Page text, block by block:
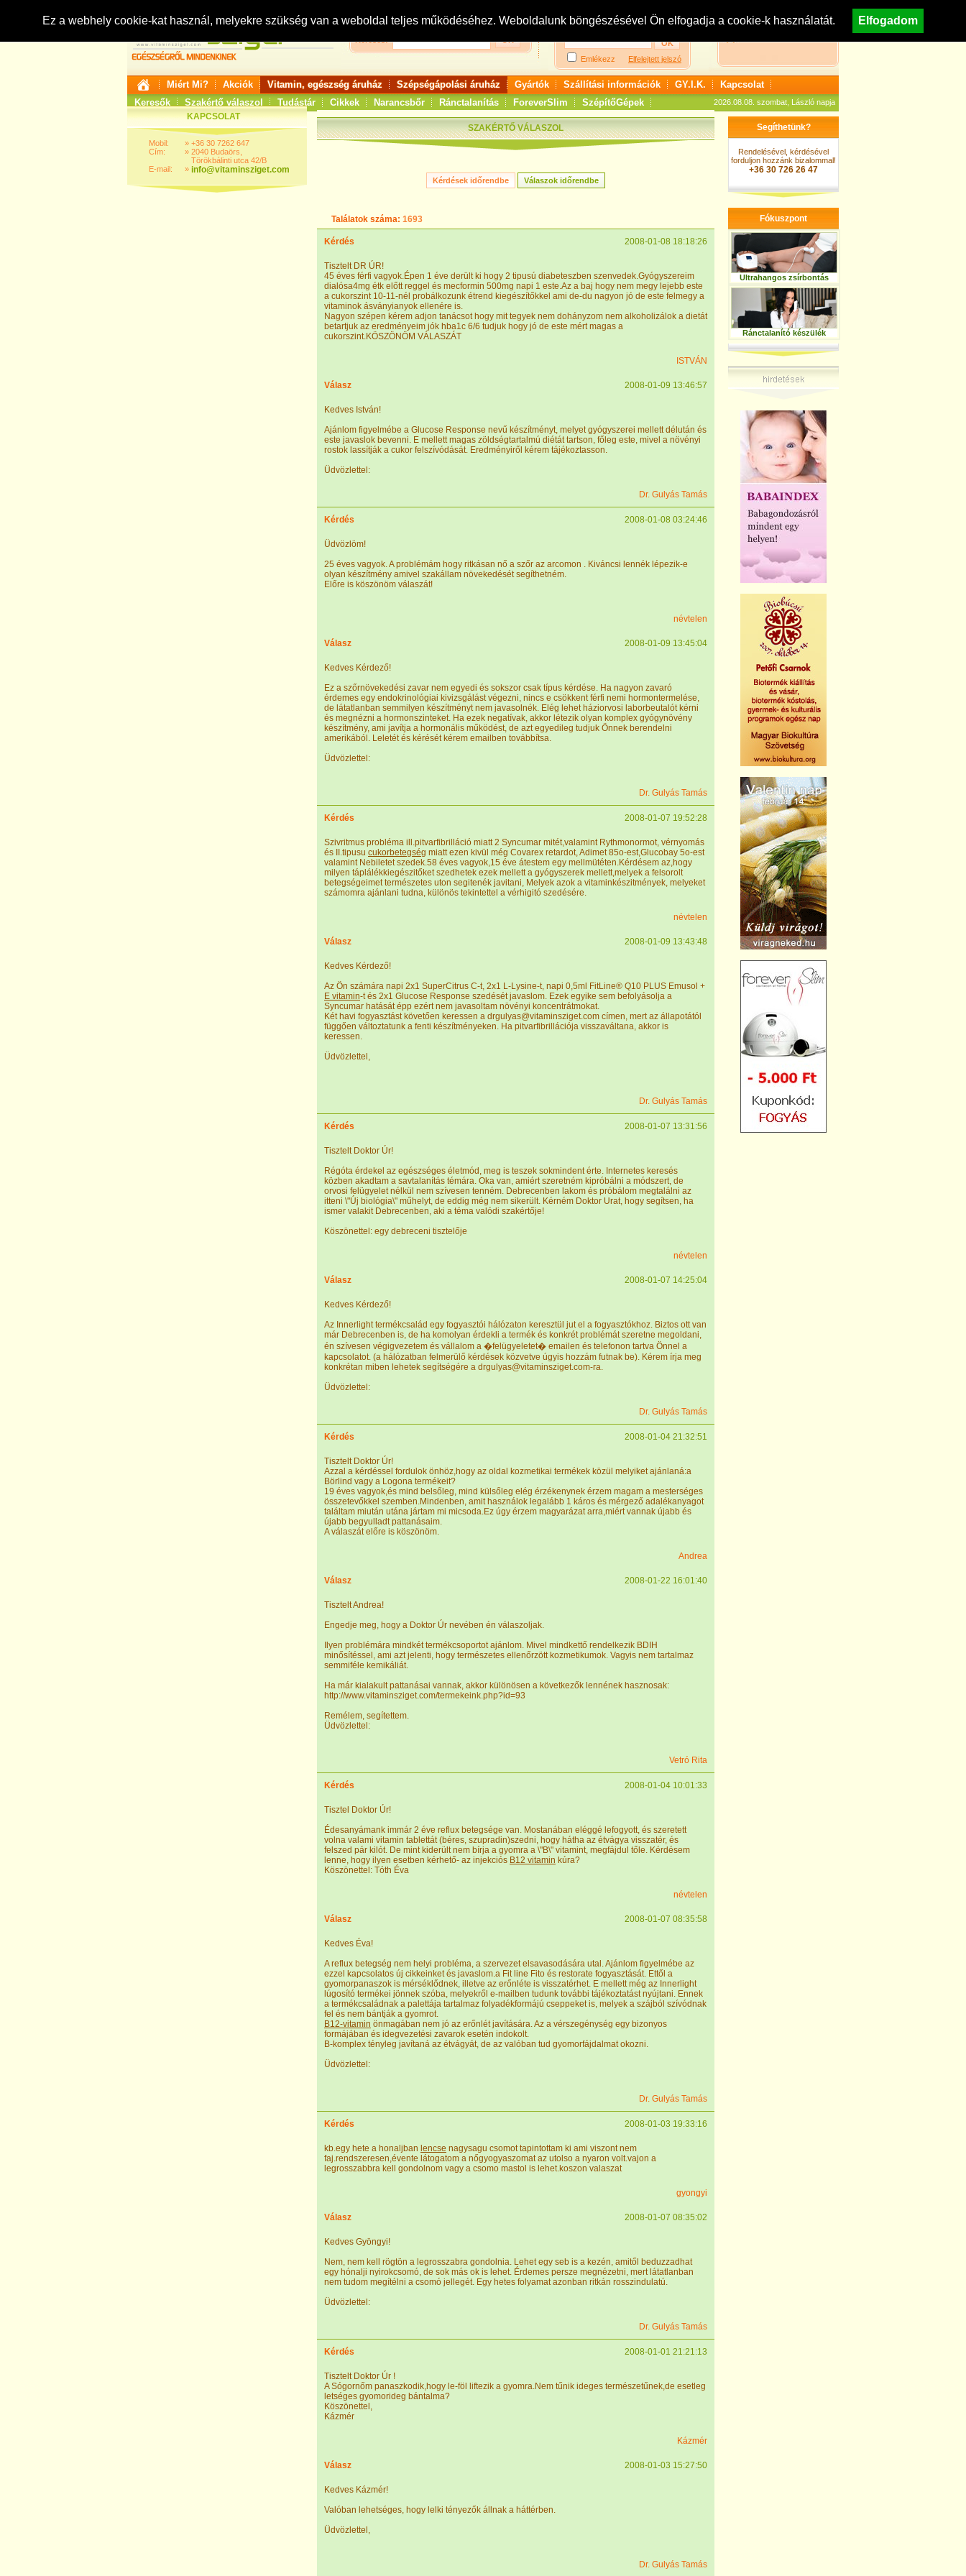
Ez a webhely cookie-kat használ, melyekre szükség van a weboldal teljes működéséhez. Weboldalunk böngészésével Ön elfogadja a cookie-k használatát. Elfogadom
Keresés:
Bejelentkezés: Regisztráció
Emlékezz Elfelejtett jelszó
Nézzen körül áruházunkban!
Miért Mi? Akciók Vitamin, egészség áruház Szépségápolási áruház Gyártók Szállítási információk GY.I.K.
Kapcsolat
Keresők
Szakértő válaszol Tudástár Cikkek Narancsbőr Ránctalanítás ForeverSlim SzépítőGépek 2026.08.08. szombat, László napja
KAPCSOLAT
Mobil:
Cím:
E-mail:
»
»
»
+36 30 7262 647
2040 Budaörs,
Törökbálinti utca 42/B
info@vitaminsziget.com
SZAKÉRTŐ VÁLASZOL
Találatok száma: 1693
Kérdés 2008-01-08 18:18:26
Tisztelt DR ÚR!
45 éves férfi vagyok.Épen 1 éve derült ki hogy 2 tipusú diabeteszben szenvedek.Gyógyszereim
dialósa4mg étk előtt reggel és mecformin 500mg napi 1 este.Az a baj hogy nem megy lejebb este
a cukorszint 10-11-nél probálkozunk étrend kiegészítőkkel ami de-du nagyon jó de este felmegy a
vitaminok ásványianyok ellenére is.
Nagyon szépen kérem adjon tanácsot hogy mit tegyek nem dohányzom nem alkoholizálok a dietát
betartjuk az eredményeim jók hba1c 6/6 tudjuk hogy jó de este mért magas a
cukorszint.KÖSZÖNÖM VÁLASZÁT
ISTVÁN
Válasz 2008-01-09 13:46:57
Kedves István!
Ajánlom figyelmébe a Glucose Response nevű készítményt, melyet gyógyszerei mellett délután és
este javaslok bevenni. E mellett magas zöldségtartalmú diétát tartson, főleg este, mivel a növényi
rostok lassítják a cukor felszívódását. Eredményiről kérem tájékoztasson.
Üdvözlettel:
Dr. Gulyás Tamás
Kérdés 2008-01-08 03:24:46
Üdvözlöm!
25 éves vagyok. A problémám hogy ritkásan nő a szőr az arcomon . Kiváncsi lennék lépezik-e
olyan készítmény amivel szakállam növekedését segíthetném.
Előre is köszönöm válaszát!
névtelen
Válasz 2008-01-09 13:45:04
Kedves Kérdező!
Ez a szőrnövekedési zavar nem egyedi és sokszor csak típus kérdése. Ha nagyon zavaró
érdemes egy endokrinológiai kivizsgálást végezni, nincs e csökkent férfi nemi hormontermelése,
de látatlanban semmilyen készítményt nem javasolnék. Elég lehet háziorvosi laborbeutalót kérni
és megnézni a hormonszinteket. Ha ezek negatívak, akkor létezik olyan komplex gyógynövény
készítmény, ami javítja a hormonális működést, de azt egyedileg tudjuk Önnek berendelni
amerikából. Leletét és kérését kérem emailben továbbítsa.
Üdvözlettel:
Dr. Gulyás Tamás
Kérdés 2008-01-07 19:52:28
Szivritmus probléma ill.pitvarfibrilláció miatt 2 Syncumar mitét,valamint Rythmonormot, vérnyomás
és II.tipusu cukorbetegség miatt ezen kivül még Covarex retardot, Adimet 85o-est,Glucobay 5o-est
valamint Nebiletet szedek.58 éves vagyok,15 éve átestem egy mellmütéten.Kérdésem az,hogy
milyen táplálékkiegészitőket szedhetek ezek mellett a gyógyszerek mellett,melyek a felsorolt
betegségeimet természetes uton segitenék javitani, Melyek azok a vitaminkészitmények, melyeket
számomra ajánlani tudna, különös tekintettel a vérhigitó szedésére.
névtelen
Válasz 2008-01-09 13:43:48
Kedves Kérdező!
Az Ön számára napi 2x1 SuperCitrus C-t, 2x1 L-Lysine-t, napi 0,5ml FitLine® Q10 PLUS Emusol +
E vitamin-t és 2x1 Glucose Response szedését javaslom. Ezek egyike sem befolyásolja a
Syncumar hatását épp ezért nem javasoltam növényi koncentrátmokat.
Két havi fogyasztást követően keressen a drgulyas@vitaminsziget.com címen, mert az állapotától
függően változtatunk a fenti készítményeken. Ha pitvarfibrillációja visszaváltana, akkor is
keressen.
Üdvözlettel,
Dr. Gulyás Tamás
Kérdés 2008-01-07 13:31:56
Tisztelt Doktor Úr!
Régóta érdekel az egészséges életmód, meg is teszek sokmindent érte. Internetes keresés
közben akadtam a savtalanítás témára. Oka van, amiért szeretném kipróbálni a módszert, de
orvosi felügyelet nélkül nem szívesen tenném. Debrecenben lakom és próbálom megtalálni az
itteni \"Új biológia\" műhelyt, de eddig még nem sikerült. Kérném Doktor Urat, hogy segítsen, ha
ismer valakit Debrecenben, aki a téma valódi szakértője!
Köszönettel: egy debreceni tisztelője
névtelen
Válasz 2008-01-07 14:25:04
Kedves Kérdező!
Az Innerlight termékcsalád egy fogyasztói hálózaton keresztül jut el a fogyasztókhoz. Biztos ott van
már Debrecenben is, de ha komolyan érdekli a termék és konkrét problémát szeretne megoldani,
én szívesen végigvezetem és vállalom a �felügyeletet� emailen és telefonon tartva Önnel a
kapcsolatot. (a hálózatban felmerülő kérdések közvetve úgyis hozzám futnak be). Kérem írja meg
konkrétan miben lehetek segítségére a drgulyas@vitaminsziget.com-ra.
Üdvözlettel:
Dr. Gulyás Tamás
Kérdés 2008-01-04 21:32:51
Tisztelt Doktor Úr!
Azzal a kérdéssel fordulok önhöz,hogy az oldal kozmetikai termékek közül melyiket ajánlaná:a
Börlind vagy a Logona termékeit?
19 éves vagyok,és mind belsőleg, mind külsőleg elég érzékenynek érzem magam a mesterséges
összetevőkkel szemben.Mindenben, amit használok legalább 1 káros és mérgező adalékanyagot
találtam miután utána jártam mi micsoda.Ez úgy érzem magyarázat arra,miért vannak újabb és
újabb begyulladt pattanásaim.
A válaszát előre is köszönöm.
Andrea
Válasz 2008-01-22 16:01:40
Tisztelt Andrea!
Engedje meg, hogy a Doktor Úr nevében én válaszoljak.
Ilyen problémára mindkét termékcsoportot ajánlom. Mivel mindkettő rendelkezik BDIH
minősítéssel, ami azt jelenti, hogy természetes ellenőrzött kozmetikumok. Vagyis nem tartalmaz
semmiféle kemikáliát.
Ha már kialakult pattanásai vannak, akkor különösen a következők lennének hasznosak:
http://www.vitaminsziget.com/termekeink.php?id=93
Remélem, segítettem.
Üdvözlettel:
Vetró Rita
Kérdés 2008-01-04 10:01:33
Tisztel Doktor Úr!
Édesanyámank immár 2 éve reflux betegsége van. Mostanában eléggé lefogyott, és szeretett
volna valami vitamin tablettát (béres, szupradin)szedni, hogy hátha az étvágya visszatér, és
felszed pár kilót. De mint kiderült nem bírja a gyomra a \"B\" vitamint, megfájdul tőle. Kérdésem
lenne, hogy ilyen esetben kérhető- az injekciós B12 vitamin kúra?
Köszönettel: Tóth Éva
névtelen
Válasz 2008-01-07 08:35:58
Kedves Éva!
A reflux betegség nem helyi probléma, a szervezet elsavasodására utal. Ajánlom figyelmébe az
ezzel kapcsolatos új cikkeinket és javaslom.a Fit line Fito és restorate fogyasztását. Ettől a
gyomorpanaszok is mérséklődnek, illetve az erőnléte is visszatérhet. E mellett még az Innerlight
lúgosító termékei jönnek szóba, melyekről e-mailben tudunk további tájékoztatást nyújtani. Ennek
a termékcsaládnak a palettája tartalmaz folyadékformájú cseppeket is, melyek a szájból szívódnak
fel és nem bántják a gyomrot.
B12-vitamin önmagában nem jó az erőnlét javítására. Az a vérszegénység egy bizonyos
formájában és idegvezetési zavarok esetén indokolt.
B-komplex tényleg javítaná az étvágyát, de az valóban tud gyomorfájdalmat okozni.
Üdvözlettel:
Dr. Gulyás Tamás
Kérdés 2008-01-03 19:33:16
kb.egy hete a honaljban lencse nagysagu csomot tapintottam ki ami viszont nem
faj.rendszeresen,évente látogatom a nőgyogyaszomat az utolso a nyaron volt.vajon a
legrosszabbra kell gondolnom vagy a csomo mastol is lehet.koszon valaszat
gyongyi
Válasz 2008-01-07 08:35:02
Kedves Gyöngyi!
Nem, nem kell rögtön a legrosszabra gondolnia. Lehet egy seb is a kezén, amitől beduzzadhat
egy hónalji nyirokcsomó, de sok más ok is lehet. Érdemes persze megnézetni, mert látatlanban
nem tudom megítélni a csomó jellegét. Egy hetes folyamat azonban ritkán rosszindulatú.
Üdvözlettel:
Dr. Gulyás Tamás
Kérdés 2008-01-01 21:21:13
Tisztelt Doktor Úr !
A Sógornőm panaszkodik,hogy le-föl liftezik a gyomra.Nem tűnik ideges természetűnek,de esetleg
letséges gyomorideg bántalma?
Köszönettel,
Kázmér
Kázmér
Válasz 2008-01-03 15:27:50
Kedves Kázmér!
Valóban lehetséges, hogy lelki tényezők állnak a háttérben.
Üdvözlettel,
Dr. Gulyás Tamás
Segíthetünk?
Rendelésével, kérdésével
forduljon hozzánk bizalommal!
+36 30 726 26 47
Fókuszpont
Ultrahangos zsírbontás
Ránctalanító készülék